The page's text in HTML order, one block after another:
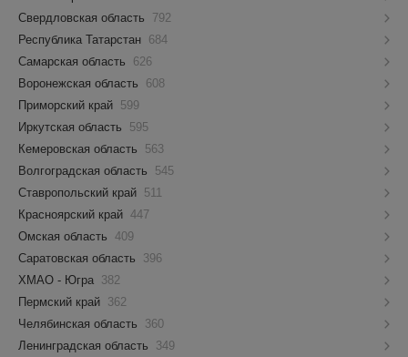
Свердловская область
792
Республика Татарстан 684
Самарская область
626
Воронежская область
608
Приморский край 599
Иркутская область
595
Кемеровская область
563
Волгоградская область
545
Ставропольский край 511
Красноярский край 447
Омская область 409
Саратовская область
396
ХМАО - Югра 382
Пермский край 362
Челябинская область
360
Ленинградская область
349